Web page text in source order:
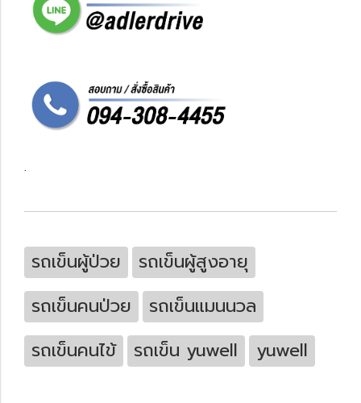
.
รถเข็นผู้ป่วย
รถเข็นผู้สูงอายุ
รถเข็นคนป่วย
รถเข็นแมนนวล
รถเข็นคนไข้
รถเข็น yuwell yuwell